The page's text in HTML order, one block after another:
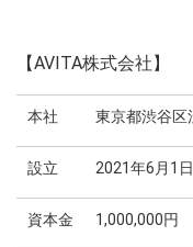
【AVITA株式会社】
本社 東京都渋谷区
設立 2021年6月1日
資本金 1,000,000円